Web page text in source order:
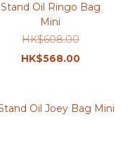
Stand Oil Ringo Bag
Mini
HK$608.00
HK$568.00